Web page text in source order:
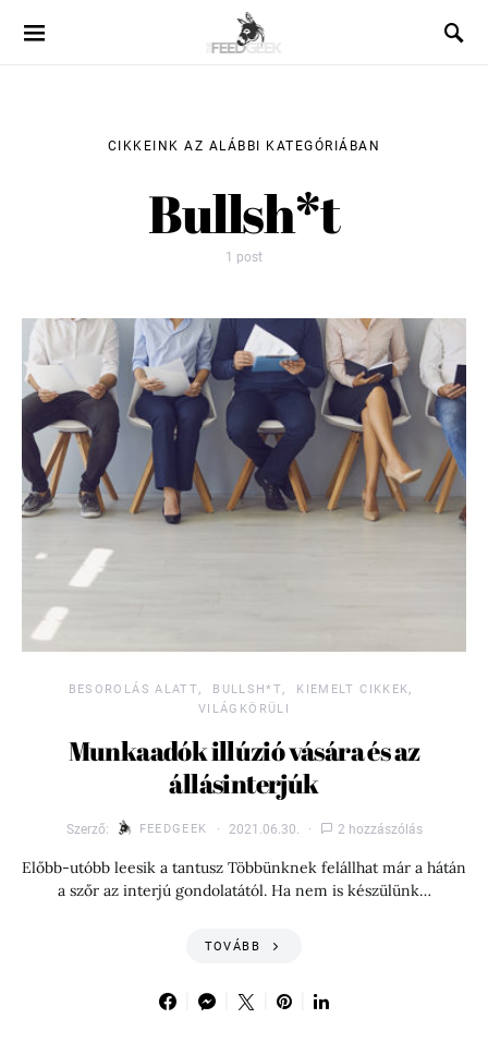
CIKKEINK AZ ALÁBBI KATEGÓRIÁBAN
Bullsh*t
1 post
BESOROLÁS ALATT BULLSH*T
KIEMELT CIKKEK
VILÁGKÖRÜLI
Munkaadók illúzió vására és az
állásinterjúk
Szerző: FEEDGEEK 2021.06.30. 2 hozzászólás
Előbb-utóbb leesik a tantusz Többünknek felállhat már a hátán
a szőr az interjú gondolatától. Ha nem is készülünk…
TOVÁBB